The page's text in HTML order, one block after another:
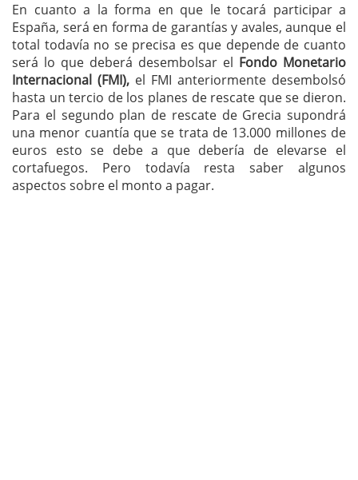
En cuanto a la forma en que le tocará participar a
España, será en forma de garantías y avales, aunque el
total todavía no se precisa es que depende de cuanto
será lo que deberá desembolsar el Fondo Monetario
Internacional (FMI), el FMI anteriormente desembolsó
hasta un tercio de los planes de rescate que se dieron.
Para el segundo plan de rescate de Grecia supondrá
una menor cuantía que se trata de 13.000 millones de
euros esto se debe a que debería de elevarse el
cortafuegos. Pero todavía resta saber algunos
aspectos sobre el monto a pagar.